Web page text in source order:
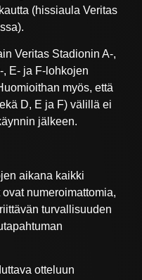
(hissiaula Veritas
Veritas Stadionin A-,
E- ja F-lohkojen
myös, että
D, E ja F) välillä ei
jälkeen.
aikana kaikki
numeroimattomia,
turvallisuuden
otteluun